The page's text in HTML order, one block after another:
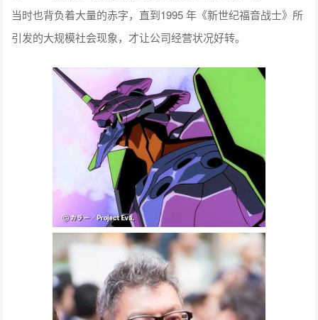
当时也背负着大量的赤字，直到1995 年《新世纪福音战士》所
引发的大规模社会现象，才让公司经营状况好转。